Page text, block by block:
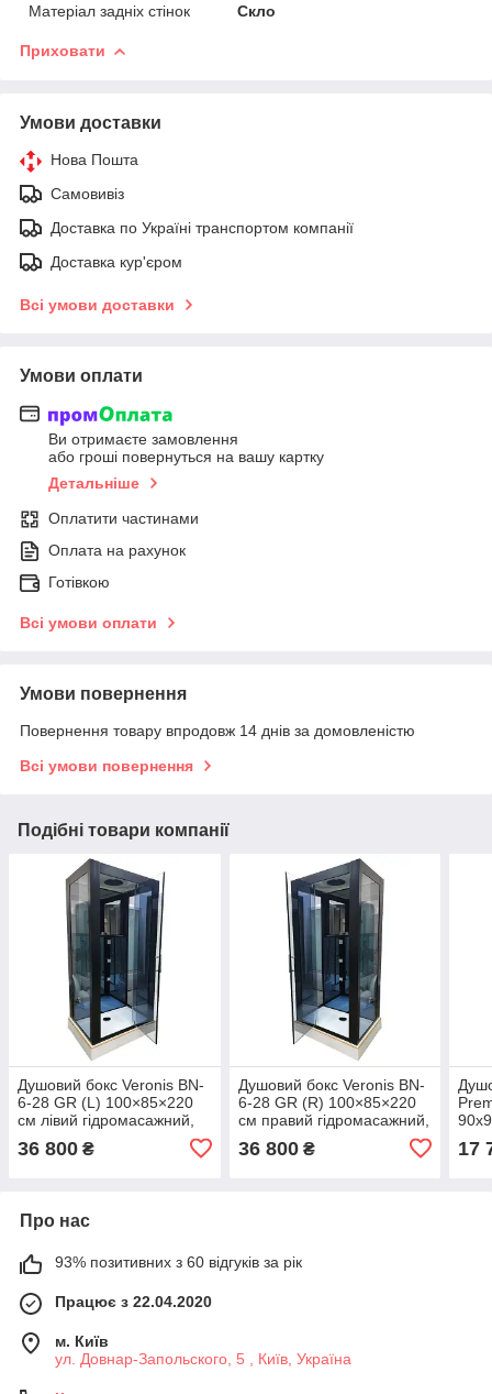
Матеріал задніх стінок
Скло
Приховати
Умови доставки
Нова Пошта
Самовивіз
Доставка по Україні транспортом компанії
Доставка кур'єром
Всі умови доставки
Умови оплати
Ви отримаєте замовлення
або гроші повернуться на вашу картку
Детальніше
Оплатити частинами
Оплата на рахунок
Готівкою
Всі умови оплати
Умови повернення
Повернення товару впродовж 14 днів за домовленістю
Всі умови повернення
Подібні товари компанії
Душовий бокс Veronis BN-
6-28 GR (L) 100×85×220
см лівий гідромасажний,
36 800 ₴
Душовий бокс Veronis BN-
6-28 GR (R) 100×85×220
см правий гідромасажний,
36 800₴ 17
Про нас
93% позитивних з 60 відгуків за рік
Працює з 22.04.2020
м. Київ
ул. Довнар-Запольского, 5 , Київ, Україна